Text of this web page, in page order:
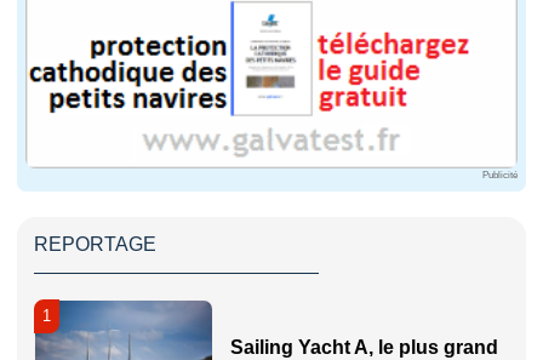
Publicité
REPORTAGE
1
Sailing Yacht A, le plus grand